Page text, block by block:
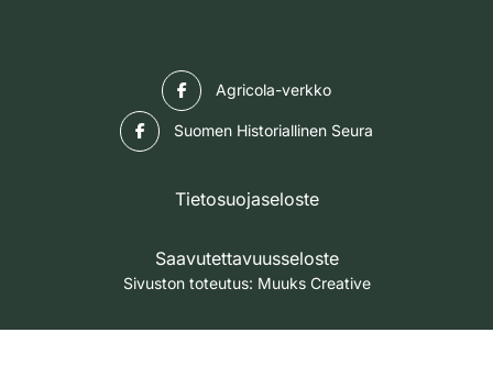
Agricola-verkko
Suomen Historiallinen Seura
Tietosuojaseloste
Saavutettavuusseloste
Sivuston toteutus: Muuks Creative